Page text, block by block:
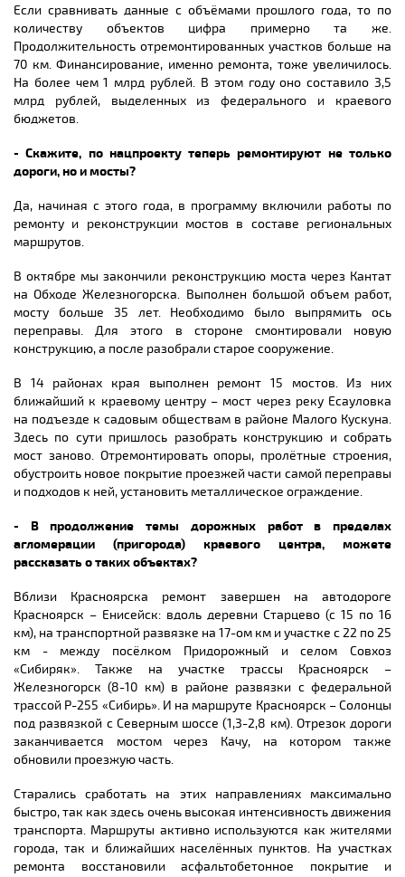
Если сравнивать данные с объёмами прошлого года, то по
количеству объектов цифра примерно та же.
Продолжительность отремонтированных участков больше на
70 км. Финансирование, именно ремонта, тоже увеличилось.
На более чем 1 млрд рублей. В этом году оно составило 3,5
млрд рублей, выделенных из федерального и краевого
бюджетов.
- Скажите, по нацпроекту теперь ремонтируют не только
дороги, но и мосты?
Да, начиная с этого года, в программу включили работы по
ремонту и реконструкции мостов в составе региональных
маршрутов.
В октябре мы закончили реконструкцию моста через Кантат
на Обходе Железногорска. Выполнен большой объем работ,
мосту больше 35 лет. Необходимо было выпрямить ось
переправы. Для этого в стороне смонтировали новую
конструкцию, а после разобрали старое сооружение.
В 14 районах края выполнен ремонт 15 мостов. Из них
ближайший к краевому центру – мост через реку Есауловка
на подъезде к садовым обществам в районе Малого Кускуна.
Здесь по сути пришлось разобрать конструкцию и собрать
мост заново. Отремонтировать опоры, пролётные строения,
обустроить новое покрытие проезжей части самой переправы
и подходов к ней, установить металлическое ограждение.
- В продолжение темы дорожных работ в пределах
агломерации (пригорода) краевого центра, можете
рассказать о таких объектах?
Вблизи Красноярска ремонт завершен на автодороге
Красноярск – Енисейск: вдоль деревни Старцево (с 15 по 16
км), на транспортной развязке на 17-ом км и участке с 22 по 25
км - между посёлком Придорожный и селом Совхоз
«Сибиряк». Также на участке трассы Красноярск –
Железногорск (8-10 км) в районе развязки с федеральной
трассой Р-255 «Сибирь». И на маршруте Красноярск – Солонцы
под развязкой с Северным шоссе (1,3-2,8 км). Отрезок дороги
заканчивается мостом через Качу, на котором также
обновили проезжую часть.
Старались сработать на этих направлениях максимально
быстро, так как здесь очень высокая интенсивность движения
транспорта. Маршруты активно используются как жителями
города, так и ближайших населённых пунктов. На участках
ремонта восстановили асфальтобетонное покрытие и